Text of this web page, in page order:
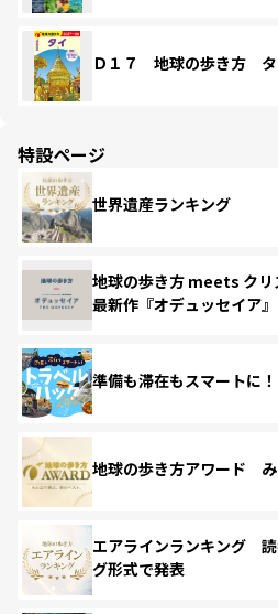
Ｄ１７ 地球の歩き方
特設ページ
世界遺産ランキング
地球の歩き方 meets クリ
最新作『オデュッセイア』
準備も滞在もスマートに
地球の歩き方アワード み
エアラインランキング
グ形式で発表